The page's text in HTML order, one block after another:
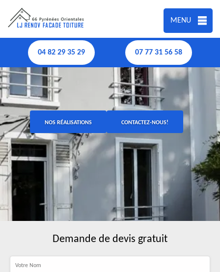
MENU
04 82 29 35 29 07 77 31 56 58
NOS RÉALISATIONS CONTACTEZ-NOUS!
Demande de devis gratuit